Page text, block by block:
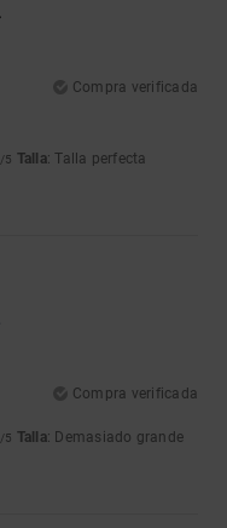
Compra verificada
/5 Talla: Talla perfecta
Compra verificada
/5 Talla: Demasiado grande